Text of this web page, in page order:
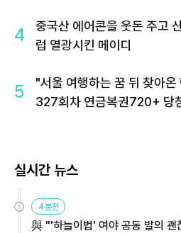
4
중국산 에어콘을 웃돈 주고
럽 열광시킨 메이디
5
"서울 여행하는 꿈 뒤 찾아
327회차 연금복권720+ 당
실시간 뉴스
4분전
與 "'하늘이법' 여야 공동 발의